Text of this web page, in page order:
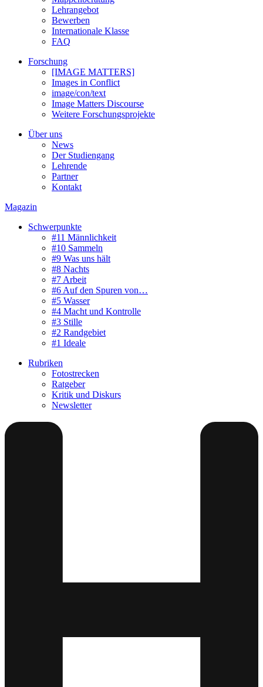
Lehrangebot
Bewerben
Internationale Klasse
FAQ
Forschung
[IMAGE MATTERS]
Images in Conflict
image/con/text
Image Matters Discourse
Weitere Forschungsprojekte
Über uns
News
Der Studiengang
Lehrende
Partner
Kontakt
Magazin
Schwerpunkte
#11 Männlichkeit
#10 Sammeln
#9 Was uns hält
#8 Nachts
#7 Arbeit
#6 Auf den Spuren von…
#5 Wasser
#4 Macht und Kontrolle
#3 Stille
#2 Randgebiet
#1 Ideale
Rubriken
Fotostrecken
Ratgeber
Kritik und Diskurs
Newsletter